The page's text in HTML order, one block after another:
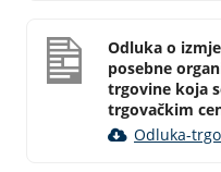
Odluka o
posebne
trgovine koja
trgovačkim
Odluka-